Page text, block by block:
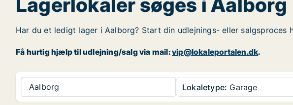
Har du et ledigt lager i Aalborg? Start din udlejnings- eller
Få hurtig hjælp til udlejning/salg via mail:vip@lokaleportalen.dk.
Aalborg Lokaletype: Garage